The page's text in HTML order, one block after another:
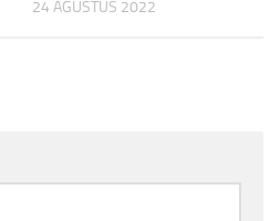
24 AGUSTUS 2022